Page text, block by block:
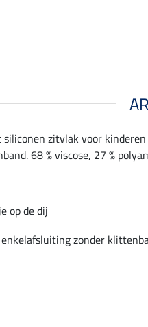
zitvlak voor
68 % viscose, 27 %
op de dij
enkelafsluiting zonder